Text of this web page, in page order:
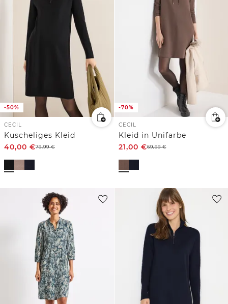
-50%
CECIL
Kuscheliges Kleid
40,00 €79,99€
-70%
CECIL
Kleid in Unifarbe
21,00 €69,99€